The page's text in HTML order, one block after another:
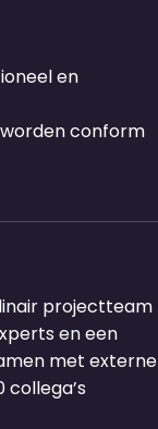
en
conform
projectteam
en een
met externe
collega’s